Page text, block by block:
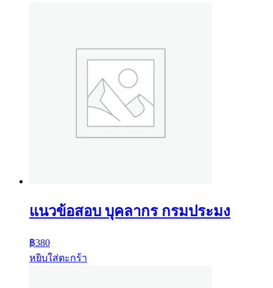
แนวข้อสอบ บุคลากร กรมประมง
฿380
หยิบใส่ตะกร้า